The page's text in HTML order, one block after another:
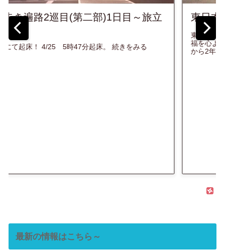
東日本大震災10年を迎えるにあたって...
東日本大震災から10年、亡くなってしまった方々のご冥
福を心よりお祈り致します。 下記、写真は2013年、震災
から2年後に旅をさせて頂いた東北の風景の一部です。 ...
最新の情報はこちら～